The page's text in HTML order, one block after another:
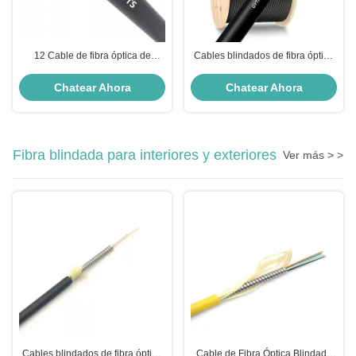
12 Cable de fibra óptica de
óptica para exteriores con fibra
Chatear Ahora
Cables blindados de fibra óptica
numérica 0.200±0.015NA, 12
Chatear Ahora
Fibra blindada para interiores y exteriores Ver más > >
Cables blindados de fibra óptica
Cable de Fibra Óptica Blindado